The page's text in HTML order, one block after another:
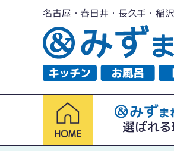
名古屋・春日井・長久手・稲
選ばれ